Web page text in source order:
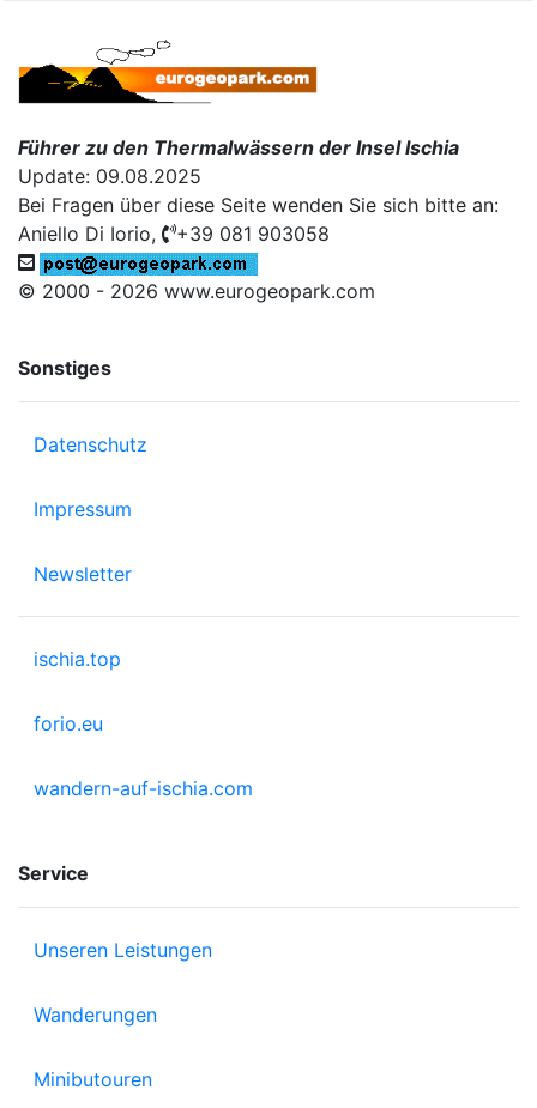
Führer zu den Thermalwässern der Insel Ischia
Update: 09.08.2025
Bei Fragen über diese Seite wenden Sie sich bitte an:
Aniello Di Iorio,
+39 081 903058
© 2000 - 2026 www.eurogeopark.com
Sonstiges
Datenschutz
Impressum
Newsletter
ischia.top
forio.eu
wandern-auf-ischia.com
Service
Unseren Leistungen
Wanderungen
Minibutouren